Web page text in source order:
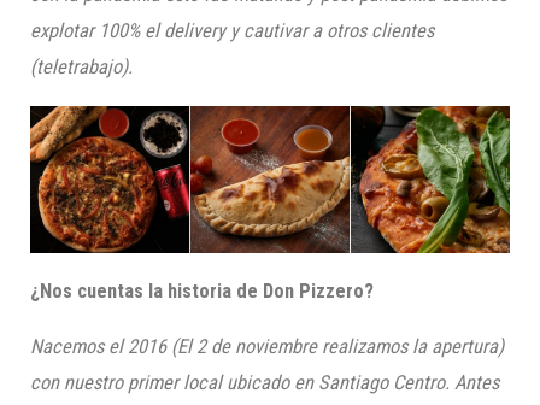
explotar 100% eldeliveryy cautivar a otros clientes
(teletrabajo).
¿Nos cuentas la historia de Don Pizzero?
Nacemos el 2016 (El 2 de noviembrerealizamos la apertura)
con nuestro primer localubicado en Santiago Centro. Antes